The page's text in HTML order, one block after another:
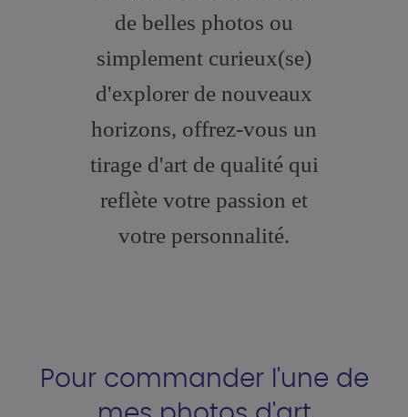
de belles photos ou
simplement curieux(se)
d'explorer de nouveaux
horizons, offrez-vous un
tirage d'art de qualité qui
reflète votre passion et
votre personnalité.
Pour commander l'une de